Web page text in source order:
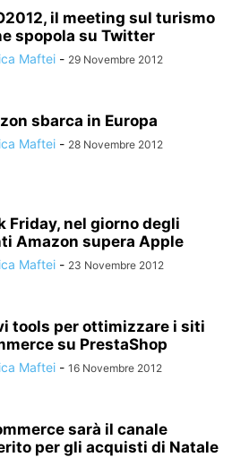
il meeting sul turismo
spopola su Twitter
Maftei - 29 Novembre 2012
sbarca in Europa
Maftei - 28 Novembre 2012
Friday, nel giorno degli
Amazon supera Apple
Maftei - 23 Novembre 2012
tools per ottimizzare i siti
su PrestaShop
Maftei - 16 Novembre 2012
sarà il canale
per gli acquisti di Natale